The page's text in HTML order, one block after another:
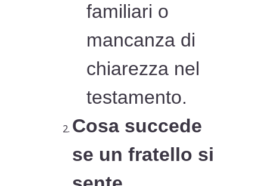
familiari o
mancanza di
chiarezza nel
testamento.
Cosa succede
se un fratello si